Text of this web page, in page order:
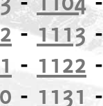
-1113
- 1122
- 1131